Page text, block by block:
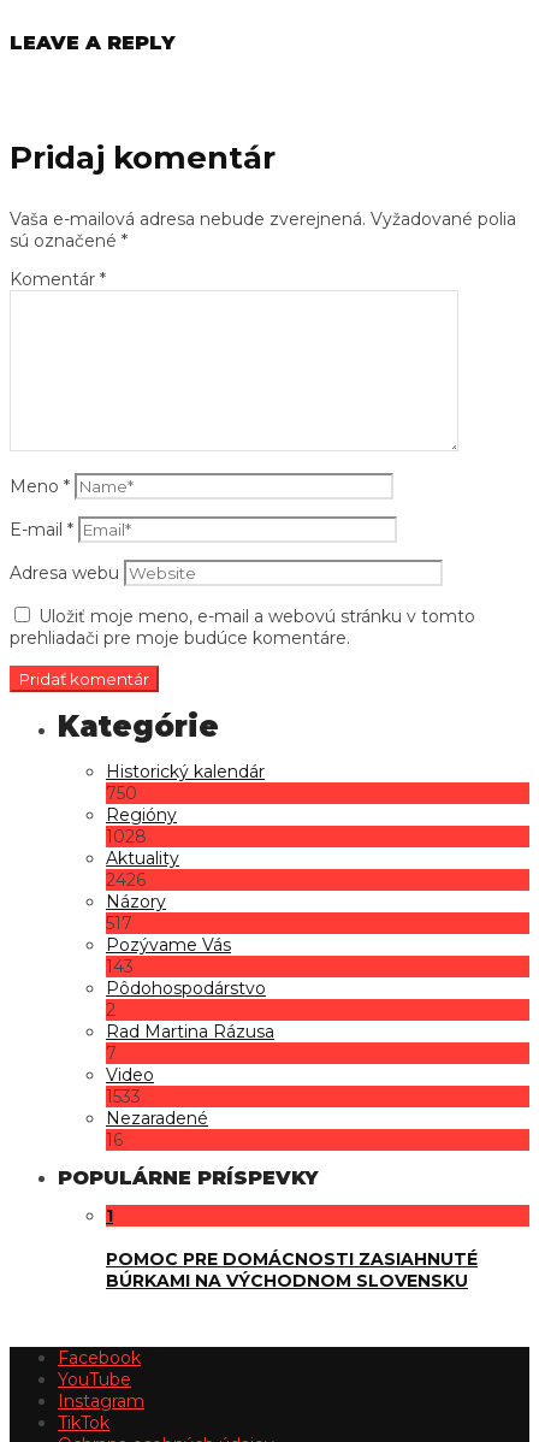
LEAVE A REPLY
Pridaj komentár
Vaša e-mailová adresa nebude zverejnená. Vyžadované polia
sú označené *
Komentár *
Meno *
E-mail *
Adresa webu
Uložiť moje meno, e-mail a webovú stránku v tomto
prehliadači pre moje budúce komentáre.
Historický kalendár
750
Regióny
1028
Aktuality
2426
Názory
517
Pozývame Vás
143
Pôdohospodárstvo
2
Rad Martina Rázusa
7
Video
1533
Nezaradené
16
POPULÁRNE PRÍSPEVKY
1
POMOC PRE DOMÁCNOSTI ZASIAHNUTÉ
BÚRKAMI NA VÝCHODNOM SLOVENSKU
Facebook
YouTube
Instagram
TikTok